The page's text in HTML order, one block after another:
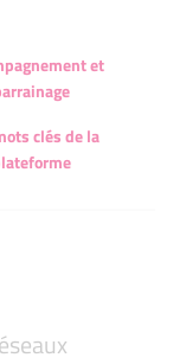
et
clés de la